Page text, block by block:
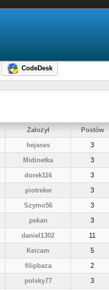
CodeDesk
Założył Postów
hejases 3
Midinetka 3
dorek116 3
piotrekw 3
Szymo56 3
pekan 3
daniel1302 11
Keicam 5
filipbaza 2
polsky77 3